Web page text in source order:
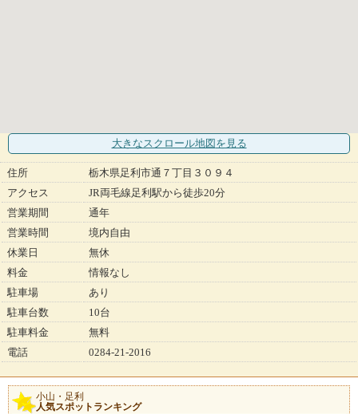
大きなスクロール地図 を見る
住所
栃木県足利市通７丁目３０９４
アクセス
JR両毛線足利駅から徒歩20分
営業期間
通年
営業時間
境内自由
休業日
無休
料金
情報なし
駐車場
あり
駐車台数
10台
駐車料金
無料
電話
0284-21-2016
小山・足利
人気スポットランキング